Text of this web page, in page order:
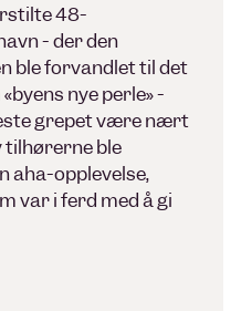
48-
- der den
ble forvandlet til det
nye perle» -
grepet være nært
tilhørerne ble
aha-opplevelse,
var i ferd med å gi